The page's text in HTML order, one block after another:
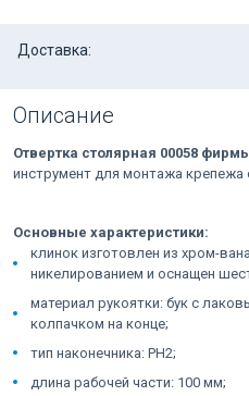
Доставка:
Описание
Отвертка столярная 00058
инструмент для монтажа крепежа
Основные характеристики:
клинок изготовлен из хром-
никелированием и оснащен
материал рукоятки: бук с
колпачком на конце;
тип наконечника: PH2;
длина рабочей части: 100 мм;